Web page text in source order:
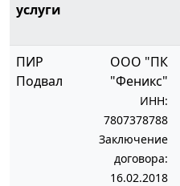
услуги
ПИР
Подвал
ООО "ПК
"Феникс"
ИНН:
7807378788
Заключение
договора:
16.02.2018